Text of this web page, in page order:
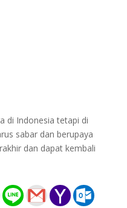
di Indonesia tetapi di
sabar dan berupaya
dan dapat kembali